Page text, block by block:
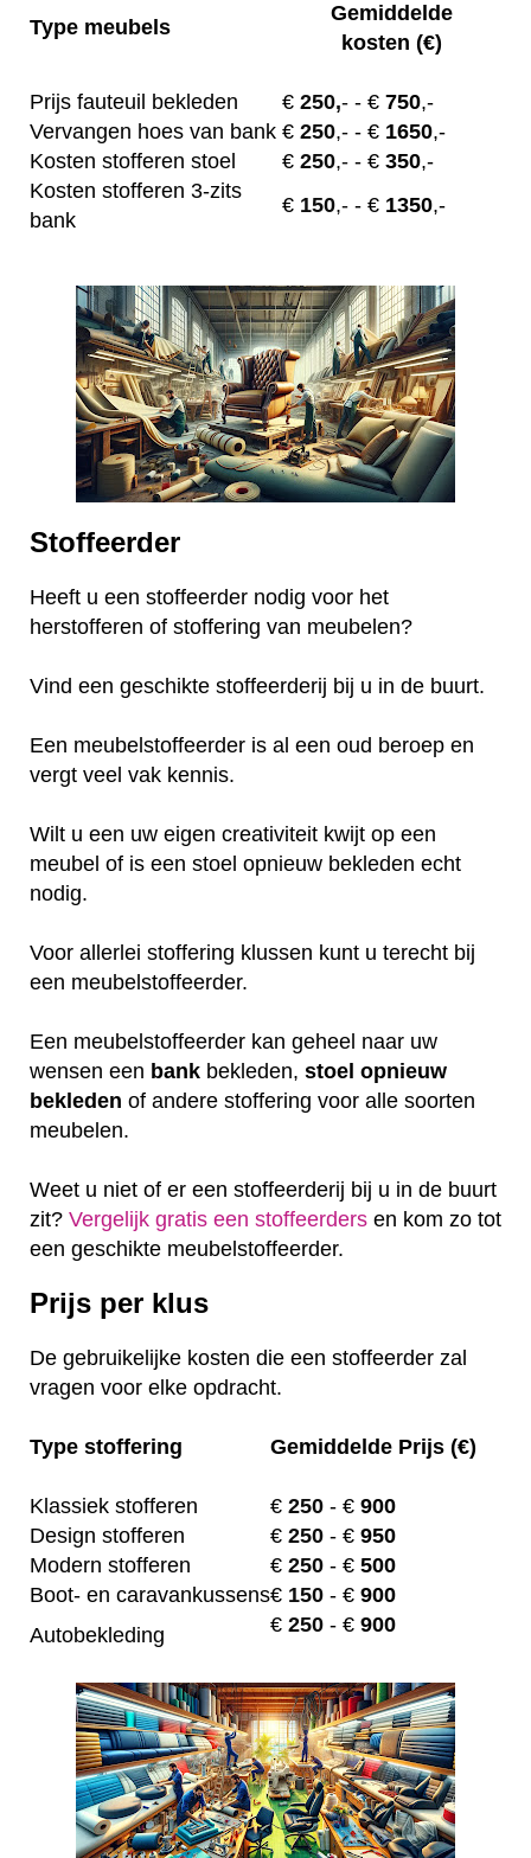
Type meubels
Gemiddelde
kosten (€)
Prijs fauteuil bekleden € 250,- - € 750,-
Vervangen hoes van bank € 250,- - € 1650,-
Kosten stofferen stoel
€ 250,- - € 350,-
Kosten stofferen 3-zits
bank
€ 150,- - € 1350,-
Stoffeerder
Heeft u een stoffeerder nodig voor het
herstofferen of stoffering van meubelen?
Vind een geschikte stoffeerderij bij u in de buurt.
Een meubelstoffeerder is al een oud beroep en
vergt veel vak kennis.
Wilt u een uw eigen creativiteit kwijt op een
meubel of is een stoel opnieuw bekleden echt
nodig.
Voor allerlei stoffering klussen kunt u terecht bij
een meubelstoffeerder.
Een meubelstoffeerder kan geheel naar uw
wensen een bank bekleden, stoel opnieuw
bekleden of andere stoffering voor alle soorten
meubelen.
Weet u niet of er een stoffeerderij bij u in de buurt
zit? Vergelijk gratis een stoffeerders en kom zo tot
een geschikte meubelstoffeerder.
Prijs per klus
De gebruikelijke kosten die een stoffeerder zal
vragen voor elke opdracht.
Type stoffering Gemiddelde Prijs (€)
Klassiek stofferen € 250 - € 900
Design stofferen
€ 250 - € 950
Modern stofferen
€ 250 - € 500
Boot- en caravankussens€ 150 - € 900
Autobekleding
€ 250 - € 900